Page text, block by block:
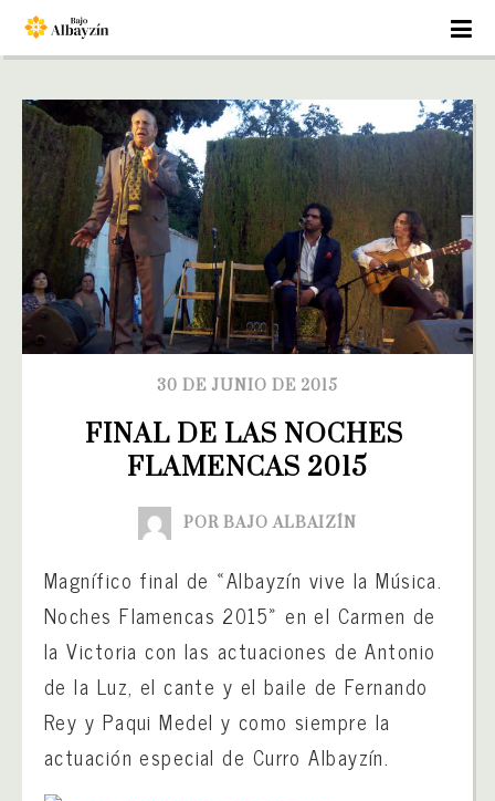
30 DE JUNIO DE 2015
FINAL DE LAS NOCHES
FLAMENCAS 2015
POR BAJO ALBAIZÍN
Magnífico final de «Albayzín vive la Música.
Noches Flamencas 2015» en el Carmen de
la Victoria con las actuaciones de Antonio
de la Luz, el cante y el baile de Fernando
Rey y Paqui Medel y como siempre la
actuación especial de Curro Albayzín.